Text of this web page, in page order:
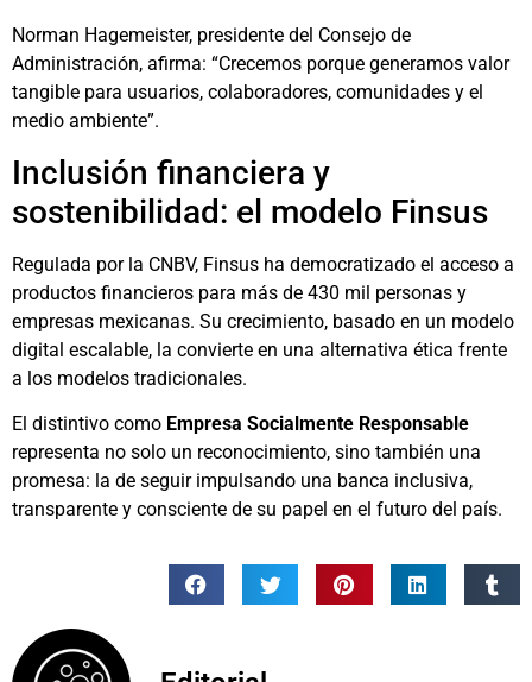
Norman Hagemeister, presidente del Consejo de
Administración, afirma: “Crecemos porque generamos valor
tangible para usuarios, colaboradores, comunidades y el
medio ambiente”.
Inclusión financiera y
sostenibilidad: el modelo Finsus
Regulada por la CNBV, Finsus ha democratizado el acceso a
productos financieros para más de 430 mil personas y
empresas mexicanas. Su crecimiento, basado en un modelo
digital escalable, la convierte en una alternativa ética frente
a los modelos tradicionales.
El distintivo como Empresa Socialmente Responsable
representa no solo un reconocimiento, sino también una
promesa: la de seguir impulsando una banca inclusiva,
transparente y consciente de su papel en el futuro del país.